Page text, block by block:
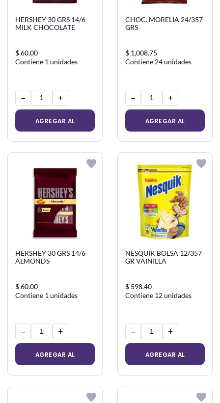
HERSHEY 30 GRS 14/6
MILK CHOCOLATE
$ 60.00
Contiene 1 unidades
− +
AGREGAR AL
CARRITO
CHOC. MORELIA 24/357
GRS
$ 1,008.75
Contiene 24 unidades
− +
AGREGAR AL
CARRITO
HERSHEY 30 GRS 14/6
ALMONDS
$ 60.00
Contiene 1 unidades
− +
AGREGAR AL
CARRITO
NESQUIK BOLSA 12/357
GR VAINILLA
$ 598.40
Contiene 12 unidades
− +
AGREGAR AL
CARRITO